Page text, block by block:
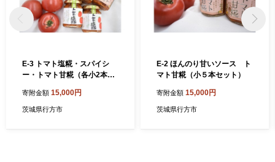
E-3 トマト塩糀・スパイシ
ー・トマト甘糀（各小2本セ
寄附金額 15,000円
茨城県行方市
E-2 ほんのり甘いソース ト
マト甘糀（小５本セット）
寄附金額 15,000円
茨城県行方市